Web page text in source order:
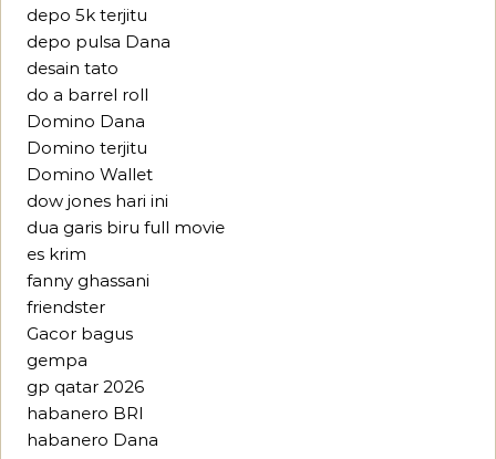
depo 5k terjitu
depo pulsa Dana
desain tato
do a barrel roll
Domino Dana
Domino terjitu
Domino Wallet
dow jones hari ini
dua garis biru full movie
es krim
fanny ghassani
friendster
Gacor bagus
gempa
gp qatar 2026
habanero BRI
habanero Dana